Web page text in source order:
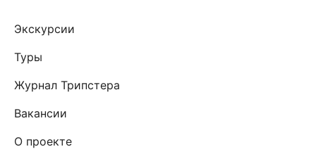
Экскурсии
Туры
Журнал Трипстера
Вакансии
О проекте